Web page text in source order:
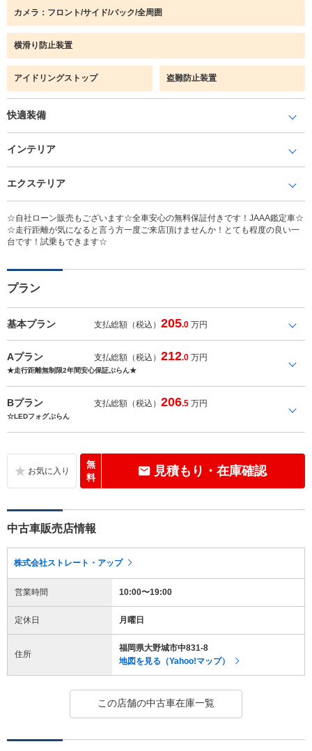
カメラ：フロント/サイド/バック/全周囲
横滑り防止装置
アイドリングストップ 盗難防止装置
快適装備
インテリア
エクステリア
☆自社ローン販売もございます☆全車安心の無料保証付きです！JAAA鑑定車☆
☆走行距離が気になると言う方一度ご来店頂けませんか！とても程度の良い一
台です！試乗もできます☆
プラン
基本プラン 支払総額（税込）205.0 万円
Aプラン 支払総額（税込）212.0 万円
★走行距離無制限2年間安心保証ぷらん★
Bプラン 支払総額（税込）206.5 万円
☆LEDフォグぷらん
無
料
見積もり・在庫確認
中古車販売店情報
株式会社ストレート・アップ
営業時間 10:00〜19:00
定休日 月曜日
住所
福岡県大野城市中831-8
地図を見る（Yahoo!マップ）
この店舗の中古車在庫一覧